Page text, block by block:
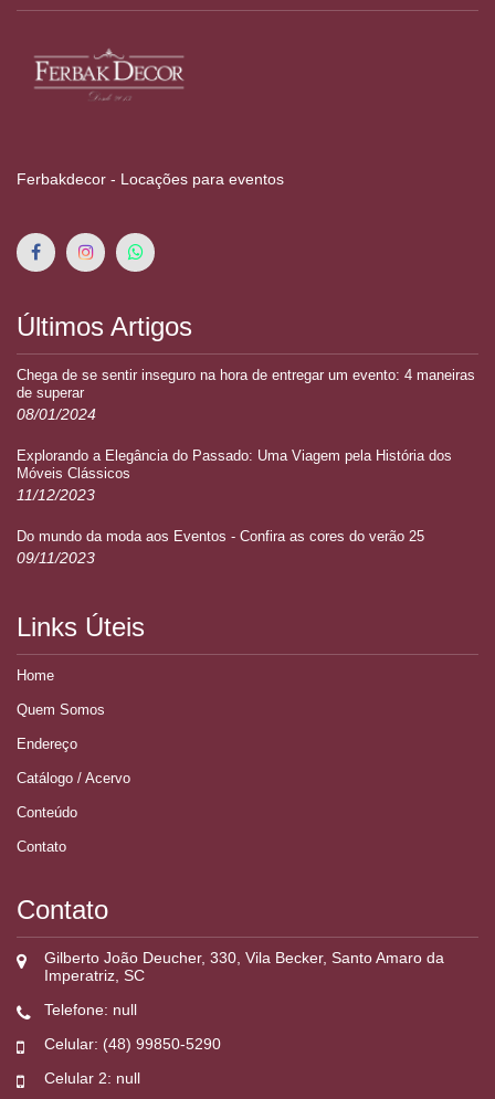
Ferbakdecor - Locações para eventos
Últimos Artigos
Chega de se sentir inseguro na hora de entregar um evento: 4 maneiras
de superar
08/01/2024
Explorando a Elegância do Passado: Uma Viagem pela História dos
Móveis Clássicos
11/12/2023
Do mundo da moda aos Eventos - Confira as cores do verão 25
09/11/2023
Links Úteis
Home
Quem Somos
Endereço
Catálogo / Acervo
Conteúdo
Contato
Contato
Gilberto João Deucher, 330, Vila Becker, Santo Amaro da
Imperatriz, SC
Telefone: null
Celular: (48) 99850-5290
Celular 2: null